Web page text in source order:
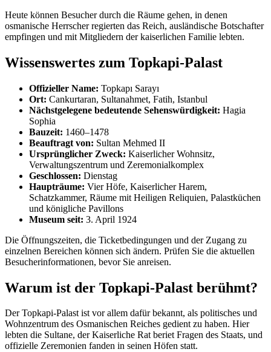
Heute können Besucher durch die Räume gehen, in denen
osmanische Herrscher regierten das Reich, ausländische Botschafter
empfingen und mit Mitgliedern der kaiserlichen Familie lebten.
Wissenswertes zum Topkapi-Palast
Offizieller Name: Topkapı Sarayı
Ort: Cankurtaran, Sultanahmet, Fatih, Istanbul
Nächstgelegene bedeutende Sehenswürdigkeit: Hagia
Sophia
Bauzeit: 1460–1478
Beauftragt von: Sultan Mehmed II
Ursprünglicher Zweck: Kaiserlicher Wohnsitz,
Verwaltungszentrum und Zeremonialkomplex
Geschlossen: Dienstag
Haupträume: Vier Höfe, Kaiserlicher Harem,
Schatzkammer, Räume mit Heiligen Reliquien, Palastküchen
und königliche Pavillons
Museum seit: 3. April 1924
Die Öffnungszeiten, die Ticketbedingungen und der Zugang zu
einzelnen Bereichen können sich ändern. Prüfen Sie die aktuellen
Besucherinformationen, bevor Sie anreisen.
Warum ist der Topkapi-Palast berühmt?
Der Topkapi-Palast ist vor allem dafür bekannt, als politisches und
Wohnzentrum des Osmanischen Reiches gedient zu haben. Hier
lebten die Sultane, der Kaiserliche Rat beriet Fragen des Staats, und
offizielle Zeremonien fanden in seinen Höfen statt.